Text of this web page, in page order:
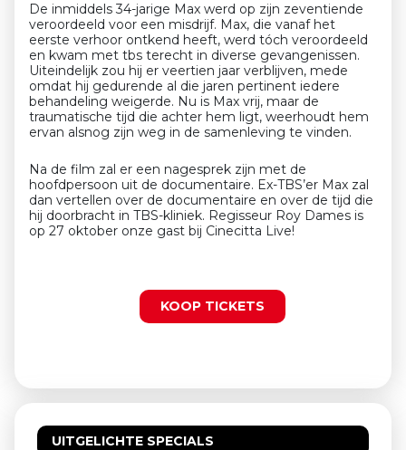
De inmiddels 34-jarige Max werd op zijn zeventiende
veroordeeld voor een misdrijf. Max, die vanaf het
eerste verhoor ontkend heeft, werd tóch veroordeeld
en kwam met tbs terecht in diverse gevangenissen.
Uiteindelijk zou hij er veertien jaar verblijven, mede
omdat hij gedurende al die jaren pertinent iedere
behandeling weigerde. Nu is Max vrij, maar de
traumatische tijd die achter hem ligt, weerhoudt hem
ervan alsnog zijn weg in de samenleving te vinden.
Na de film zal er een nagesprek zijn met de
hoofdpersoon uit de documentaire. Ex-TBS’er Max zal
dan vertellen over de documentaire en over de tijd die
hij doorbracht in TBS-kliniek. Regisseur Roy Dames is
op 27 oktober onze gast bij Cinecitta Live!
KOOP TICKETS
UITGELICHTE SPECIALS